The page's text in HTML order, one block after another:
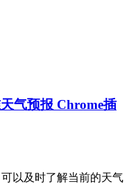
气预报 Chrome插
以及时了解当前的天气